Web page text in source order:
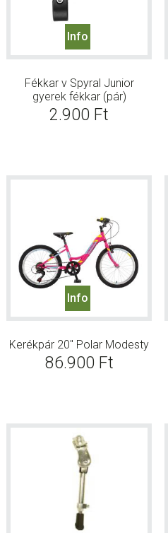
Info
Fékkar v Spyral Junior
gyerek fékkar (pár)
2.900 Ft
Info
Kerékpár 20″ Polar Modesty
86.900 Ft